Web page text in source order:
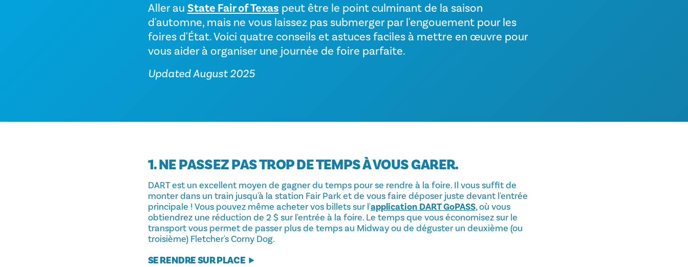
Aller au State Fair of Texas peut être le point culminant de la saison
d'automne, mais ne vous laissez pas submerger par l'engouement pour les
foires d'État. Voici quatre conseils et astuces faciles à mettre en œuvre pour
vous aider à organiser une journée de foire parfaite.
Updated August 2025
1. NE PASSEZ PAS TROP DE TEMPS À VOUS GARER.
DART est un excellent moyen de gagner du temps pour se rendre à la foire. Il vous suffit de
monter dans un train jusqu'à la station Fair Park et de vous faire déposer juste devant l'entrée
principale ! Vous pouvez même acheter vos billets sur l'application DART GoPASS, où vous
obtiendrez une réduction de 2 $ sur l'entrée à la foire. Le temps que vous économisez sur le
transport vous permet de passer plus de temps au Midway ou de déguster un deuxième (ou
troisième) Fletcher's Corny Dog.
SE RENDRE SUR PLACE